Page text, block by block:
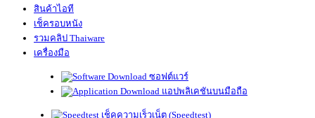
สินค้าไอที
เช็ครอบหนัง
รวมคลิป Thaiware
เครื่องมือ
ซอฟต์แวร์
แอปพลิเคชันบนมือถือ
เช็คความเร็วเน็ต (Speedtest)